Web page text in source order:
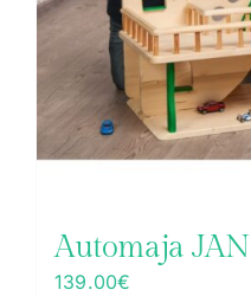
Automaja JAN
139.00€